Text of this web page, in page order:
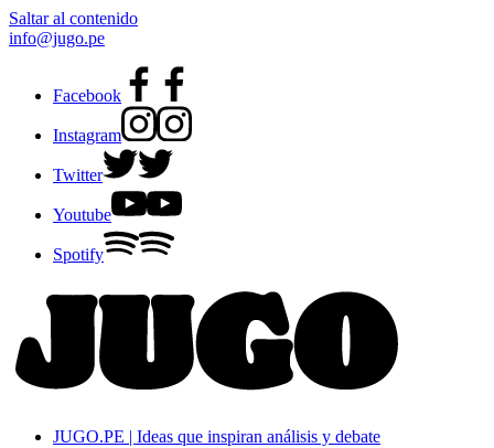
Saltar al contenido
info@jugo.pe
Facebook
Instagram
Twitter
Youtube
Spotify
JUGO.PE | Ideas que inspiran análisis y debate